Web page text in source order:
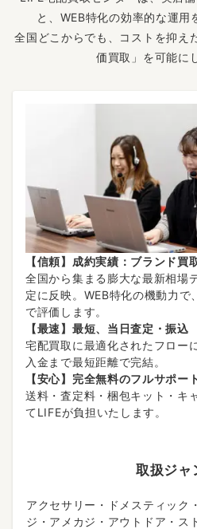
と、WEB特化の効率的な運用
全国どこからでも、コストを抑え
価買取」を可能に
【信頼】成約実績：ブランド買
全国から集まる膨大な最新相場
定に反映。WEB特化の機動力で
で評価します。
【最速】最短、当日査定・振込
宅配買取に最適化されたフロー
入金まで最短距離で完結。
【安心】完全無料のフルサポー
送料・査定料・梱包キット・キ
てLIFEが負担いたします。
取扱ジャ
アクセサリー・ドメスティック
ジ・アメカジ・アウトドア・ス